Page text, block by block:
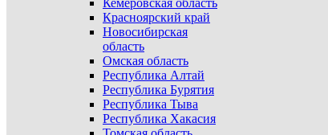
Кемеровская область
Красноярский край
Новосибирская
область
Омская область
Республика Алтай
Республика Бурятия
Республика Тыва
Республика Хакасия